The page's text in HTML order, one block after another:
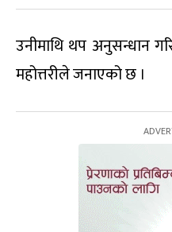
उनीमाथि थप अनुसन्धान
महोत्तरीले जनाएको छ ।